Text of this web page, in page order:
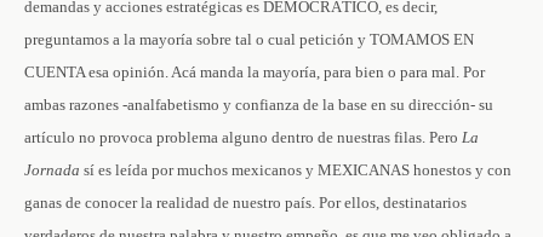
demandas y acciones estratégicas es DEMOCRÁTICO, es decir,
preguntamos a la mayoría sobre tal o cual petición y TOMAMOS EN
CUENTA esa opinión. Acá manda la mayoría, para bien o para mal. Por
ambas razones -analfabetismo y confianza de la base en su dirección- su
artículo no provoca problema alguno dentro de nuestras filas. Pero La
Jornada sí es leída por muchos mexicanos y MEXICANAS honestos y con
ganas de conocer la realidad de nuestro país. Por ellos, destinatarios